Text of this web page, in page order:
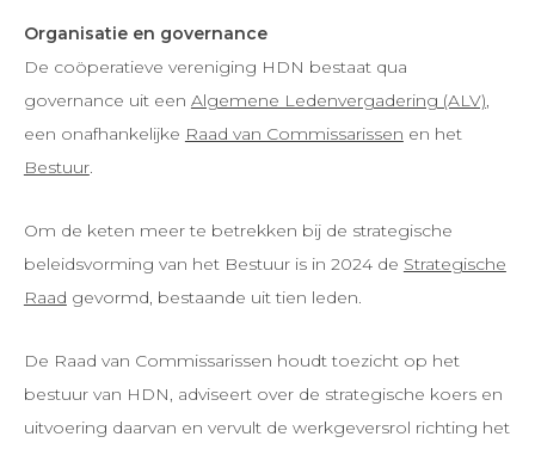
Organisatie en governance
De coöperatieve vereniging HDN bestaat qua
governance uit een Algemene Ledenvergadering (ALV),
een onafhankelijke Raad van Commissarissen en het
Bestuur.
Om de keten meer te betrekken bij de strategische
beleidsvorming van het Bestuur is in 2024 de Strategische
Raad gevormd, bestaande uit tien leden.
De Raad van Commissarissen houdt toezicht op het
bestuur van HDN, adviseert over de strategische koers en
uitvoering daarvan en vervult de werkgeversrol richting het